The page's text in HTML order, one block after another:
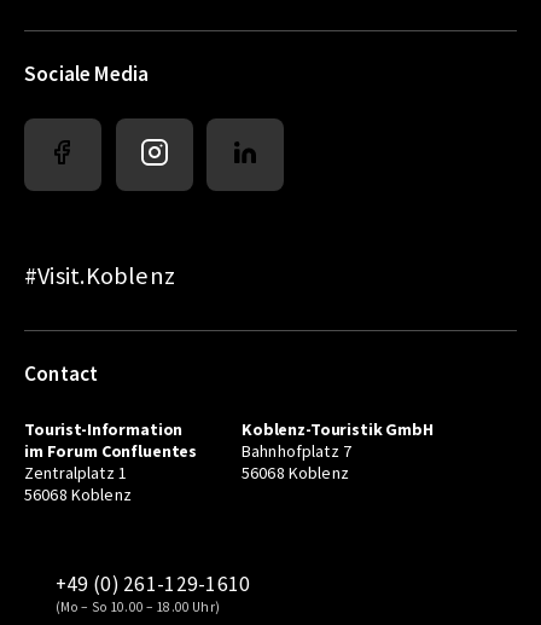
Sociale Media
#Visit.Koblenz
Contact
Tourist-Information
im Forum Confluentes
Zentralplatz 1
56068 Koblenz
Koblenz-Touristik GmbH
Bahnhofplatz 7
56068 Koblenz
+49 (0) 261-129-1610
(Mo – So 10.00 – 18.00 Uhr)